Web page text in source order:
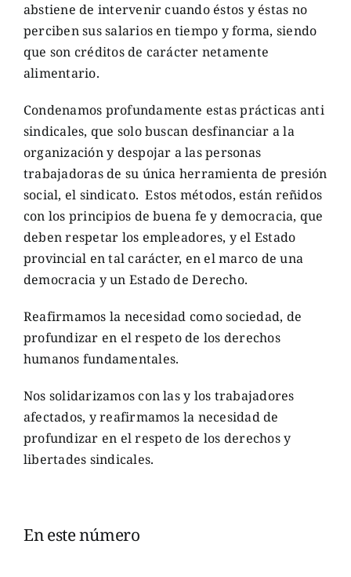
abstiene de intervenir cuando éstos y éstas no
perciben sus salarios en tiempo y forma, siendo
que son créditos de carácter netamente
alimentario.
Condenamos profundamente estas prácticas anti
sindicales, que solo buscan desfinanciar a la
organización y despojar a las personas
trabajadoras de su única herramienta de presión
social, el sindicato. Estos métodos, están reñidos
con los principios de buena fe y democracia, que
deben respetar los empleadores, y el Estado
provincial en tal carácter, en el marco de una
democracia y un Estado de Derecho.
Reafirmamos la necesidad como sociedad, de
profundizar en el respeto de los derechos
humanos fundamentales.
Nos solidarizamos con las y los trabajadores
afectados, y reafirmamos la necesidad de
profundizar en el respeto de los derechos y
libertades sindicales.
En este número